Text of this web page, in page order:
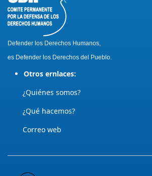
Defender los Derechos Humanos,
es Defender los Derechos del Pueblo.
Otros ernlaces:
¿Quiénes somos?
¿Qué hacemos?
Correo web